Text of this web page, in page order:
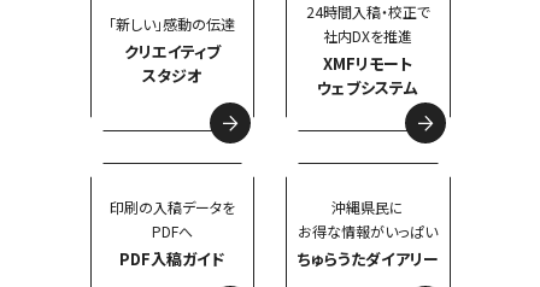
「新しい」感動の伝達
クリエイティブ
スタジオ
24時間入稿・校正で
社内DXを推進
XMFリモート
ウェブシステム
印刷の入稿データを
PDFへ
PDF入稿ガイド
沖縄県民に
お得な情報がいっぱい
ちゅらうたダイアリー